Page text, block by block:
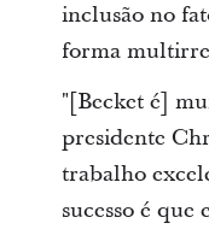
inclusão no
forma
"[Becket é]
presidente
trabalho
sucesso é que